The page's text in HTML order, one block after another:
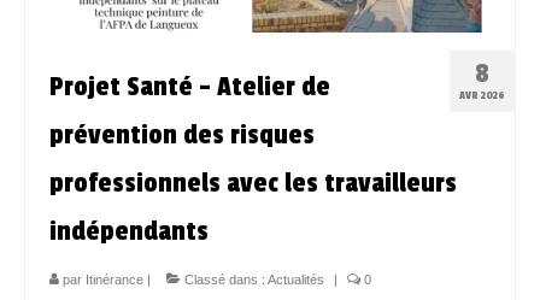
8
AVR 2026
Projet Santé – Atelier de
prévention des risques
professionnels avec les travailleurs
indépendants
par Itinérance | Classé dans : Actualités | 0